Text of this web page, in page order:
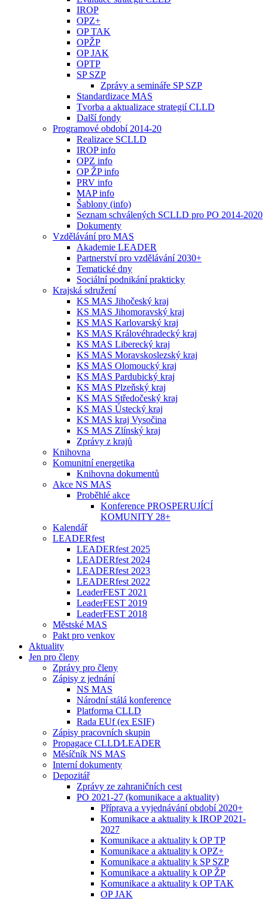
IROP
OPZ+
OP TAK
OPŽP
OP JAK
OPTP
SP SZP
Zprávy a semináře SP SZP
Standardizace MAS
Tvorba a aktualizace strategií CLLD
Další fondy
Programové období 2014-20
Realizace SCLLD
IROP info
OPZ info
OP ŽP info
PRV info
MAP info
Šablony (info)
Seznam schválených SCLLD pro PO 2014-2020
Dokumenty
Vzdělávání pro MAS
Akademie LEADER
Partnerství pro vzdělávání 2030+
Tematické dny
Sociální podnikání prakticky
Krajská sdružení
KS MAS Jihočeský kraj
KS MAS Jihomoravský kraj
KS MAS Karlovarský kraj
KS MAS Královéhradecký kraj
KS MAS Liberecký kraj
KS MAS Moravskoslezský kraj
KS MAS Olomoucký kraj
KS MAS Pardubický kraj
KS MAS Plzeňský kraj
KS MAS Středočeský kraj
KS MAS Ústecký kraj
KS MAS kraj Vysočina
KS MAS Zlínský kraj
Zprávy z krajů
Knihovna
Komunitní energetika
Knihovna dokumentů
Akce NS MAS
Proběhlé akce
Konference PROSPERUJÍCÍ
KOMUNITY 28+
Kalendář
LEADERfest
LEADERfest 2025
LEADERfest 2024
LEADERfest 2023
LEADERfest 2022
LeaderFEST 2021
LeaderFEST 2019
LeaderFEST 2018
Městské MAS
Pakt pro venkov
Aktuality
Jen pro členy
Zprávy pro členy
Zápisy z jednání
NS MAS
Národní stálá konference
Platforma CLLD
Rada EUf (ex ESIF)
Zápisy pracovních skupin
Propagace CLLD⁄LEADER
Měsíčník NS MAS
Interní dokumenty
Depozitář
Zprávy ze zahraničních cest
PO 2021-27 (komunikace a aktuality)
Příprava a vyjednávání období 2020+
Komunikace a aktuality k IROP 2021-
2027
Komunikace a aktuality k OP TP
Komunikace a aktuality k OPZ+
Komunikace a aktuality k SP SZP
Komunikace a aktuality k OP ŽP
Komunikace a aktuality k OP TAK
OP JAK